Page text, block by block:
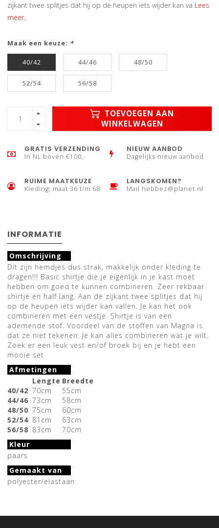
zijkant twee splitjes dat hij op de heupen iets wijder kan va Lees
meer..
Maak een keuze: *
40/42 44/46 48/50
52/54 56/58
TOEVOEGEN AAN
WINKELWAGEN
GRATIS VERZENDING
In NL boven €100,-
NIEUW AANBOD
Dagelijks nieuw aanbod
RUIME MAATKEUZE
Kleding: maat 36 t/m 68
LANGSKOMEN?
Mail hebbez@planet.nl
INFORMATIE
Omschrijving
Dit zijn hemdjes dus strak, makkelijk onder kleding te
dragen!!! Basic shirtje die je eigenlijk in je kast moet
hebben om goed te kunnen combineren. Zeer rekbaar
shirtje en half lang. Aan de zijkant twee splitjes dat hij
op de heupen iets wijder kan vallen. Je kan het ook
combineren met een vestje. Shirtje is van een
ademende stof. Voordeel van de stoffen van Magna is
dat ze niet tekenen. Je kan alles combineren wat je wilt.
Zoek er een leuk vest en/of broek bij en je hebt een
mooie set.
Afmetingen
Lengte Breedte
40/42 70cm
55cm
44/46 73cm
58cm
48/50 75cm
60cm
52/54 81cm
63cm
56/58 83cm
70cm
Kleur
paars
Gemaakt van
polyester/elastaan